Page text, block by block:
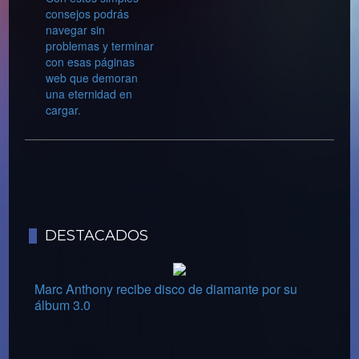
consejos podrás
navegar sin
problemas y terminar
con esas páginas
web que demoran
una eternidad en
cargar.
DESTACADOS
Marc Anthony recibe disco de diamante por su
álbum 3.0